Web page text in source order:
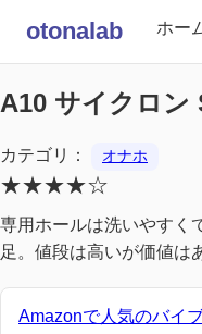
otonalab ホー
A10 サイクロン
カテゴリ： オナホ
★★★★☆
専用ホールは洗いやすく
足。値段は高いが価値は
Amazonで人気のバイ